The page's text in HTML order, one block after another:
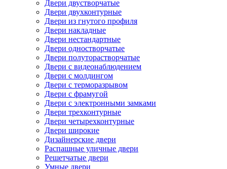
Двери двустворчатые
Двери двухконтурные
Двери из гнутого профиля
Двери накладные
Двери нестандартные
Двери одностворчатые
Двери полуторастворчатые
Двери с видеонаблюдением
Двери с молдингом
Двери с терморазрывом
Двери с фрамугой
Двери с электронными замками
Двери трехконтурные
Двери четырехконтурные
Двери широкие
Дизайнерские двери
Распашные уличные двери
Решетчатые двери
Умные двери